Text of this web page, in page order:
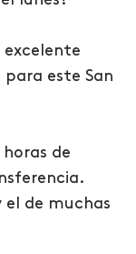
excelente
este San
de
de muchas